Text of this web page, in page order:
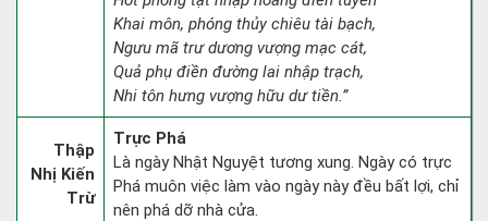
Khai môn, phóng thủy chiêu tài bạch,
Ngưu mã trư dương vượng mạc cát,
Quả phụ điền đường lai nhập trạch,
Nhi tôn hưng vượng hữu dư tiền.”
Thập
Nhị Kiến
Trừ
Trực Phá
Là ngày Nhật Nguyệt tương xung. Ngày có trực
Phá muôn việc làm vào ngày này đều bất lợi, chỉ
nên phá dỡ nhà cửa.